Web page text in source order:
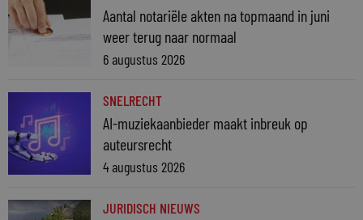
Aantal notariële akten na topmaand in juni
weer terug naar normaal
6 augustus 2026
SNELRECHT
AI-muziekaanbieder maakt inbreuk op
auteursrecht
4 augustus 2026
JURIDISCH NIEUWS